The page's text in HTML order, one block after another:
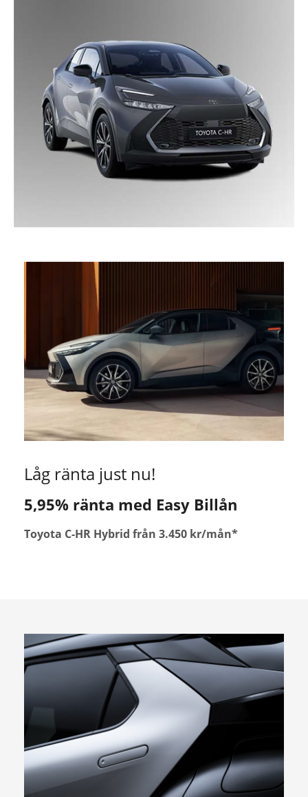
Låg ränta just nu!
5,95% ränta med Easy Billån
Toyota C-HR Hybrid från 3.450 kr/mån*